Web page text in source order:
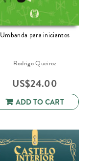
Umbanda para iniciantes
Rodrigo Queiroz
US$24.00
ADD TO CART